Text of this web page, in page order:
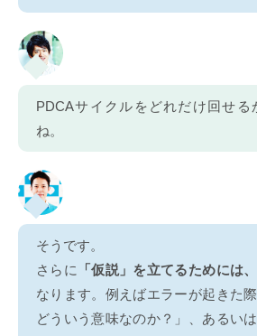
PDCAサイクルをどれだけ回せる
ね。
そうです。
さらに
「仮説」を立てるためには
なります。例えばエラーが起きた
どういう意味なのか？」、あるい